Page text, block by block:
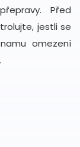
Před
jestli se
omezení